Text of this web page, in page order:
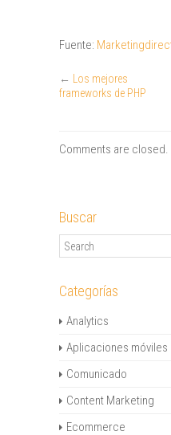
Fuente:
←
Los mejores
frameworks de PHP
Comments are closed.
Buscar
Categorías
Analytics
Aplicaciones móviles
Comunicado
Content Marketing
Ecommerce